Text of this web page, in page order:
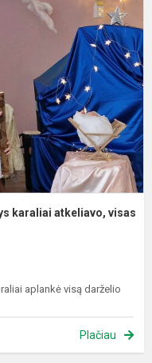
karaliai atkeliavo, visas
aplankė visą darželio
Plačiau